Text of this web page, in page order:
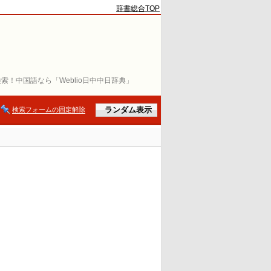
！中国語なら「Weblio日中中日辞典」
辞書総合TOP
検索フォームの固定解除